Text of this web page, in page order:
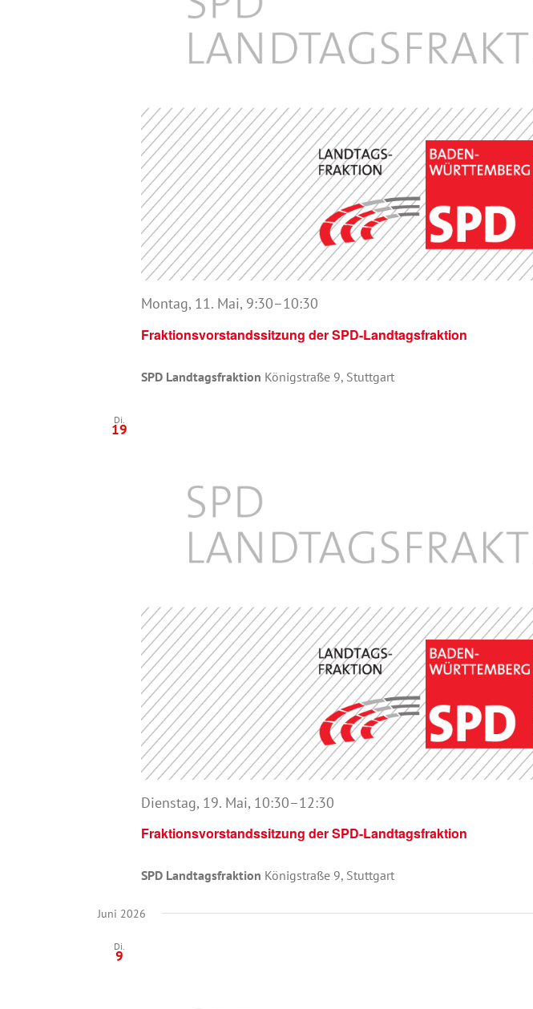
Fraktionsvorstandssitzung der SPD-Landtagsfraktion
Montag, 11. Mai, 9:30–10:30
SPD Landtagsfraktion Königstraße 9, Stuttgart
Di.
19
Fraktionsvorstandssitzung der SPD-Landtagsfraktion
Dienstag, 19. Mai, 10:30–12:30
SPD Landtagsfraktion Königstraße 9, Stuttgart
Juni 2026
Di.
9